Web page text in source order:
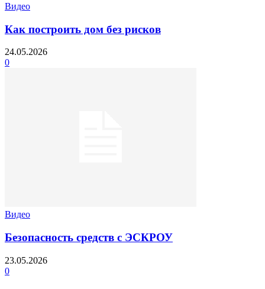
Видео
Как построить дом без рисков
24.05.2026
0
Видео
Безопасность средств с ЭСКРОУ
23.05.2026
0